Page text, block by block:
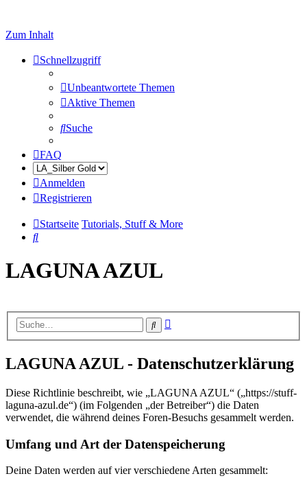
Zum Inhalt
Schnellzugriff
Unbeantwortete Themen
Aktive Themen
Suche
FAQ
Anmelden
Registrieren
Startseite Tutorials, Stuff & More
Suche
LAGUNA AZUL
Suche
LAGUNA AZUL - Datenschutzerklärung
Diese Richtlinie beschreibt, wie „LAGUNA AZUL“ („https://stuff-
laguna-azul.de“) (im Folgenden „der Betreiber“) die Daten
verwendet, die während deines Foren-Besuchs gesammelt werden.
Umfang und Art der Datenspeicherung
Deine Daten werden auf vier verschiedene Arten gesammelt: